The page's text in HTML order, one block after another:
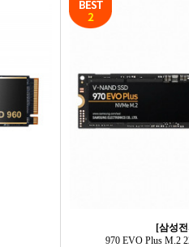
[삼성
970 EVO Plus M.2